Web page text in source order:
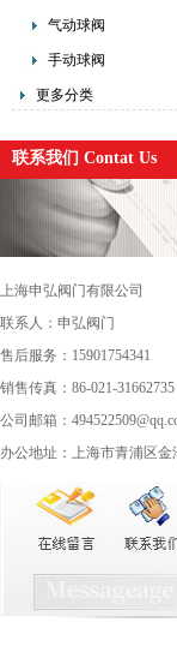
气动球阀
手动球阀
更多分类
联系我们 Contat Us
上海申弘阀门有限公司
联系人：申弘阀门
售后服务：15901754341
销售传真：86-021-31662735
公司邮箱：
办公地址：上海市青浦区金